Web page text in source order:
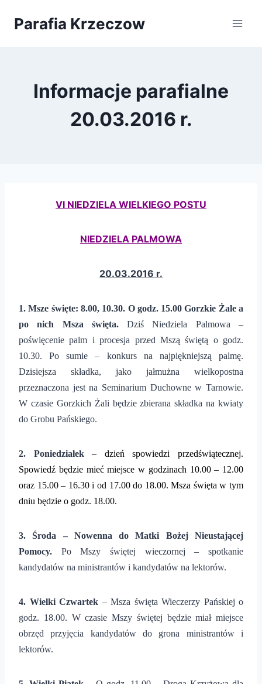
Parafia Krzeczow
Informacje parafialne
20.03.2016 r.
VI NIEDZIELA WIELKIEGO POSTU
NIEDZIELA PALMOWA
20.03.2016 r.
1. Msze święte: 8.00, 10.30. O godz. 15.00 Gorzkie Żale a
po nich Msza święta.Dziś Niedziela Palmowa –
poświęcenie palm i procesja przed Mszą świętą o godz.
10.30. Po sumie – konkurs na najpiękniejszą palmę.
Dzisiejsza składka, jako jałmużna wielkopostna
przeznaczona jest na Seminarium Duchowne w Tarnowie.
W czasie Gorzkich Żali będzie zbierana składka na kwiaty
do Grobu Pańskiego.
2. Poniedziałek
– dzień spowiedzi przedświątecznej.
Spowiedź będzie mieć miejsce w godzinach 10.00 – 12.00
oraz 1 5.00 – 16.30i od 17.00 do 18.00.Msza święta w tym
dniu będzie o godz. 18.00.
3. Środa – Nowenna do Matki Bożej Nieustającej
Pomocy. Po Mszy świętej wieczornej – spotkanie
kandydatów na ministrantów i kandydatów na lektorów.
4. Wielki Czwartek – Msza święta Wieczerzy Pańskiej o
godz. 18.00. W czasie Mszy świętej będzie miał miejsce
obrzęd przyjęcia kandydatów do grona ministrantów i
lektorów.